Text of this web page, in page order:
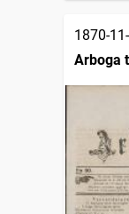
1870-
Arboga